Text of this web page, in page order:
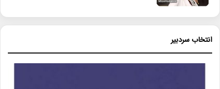
انتخاب سردبیر